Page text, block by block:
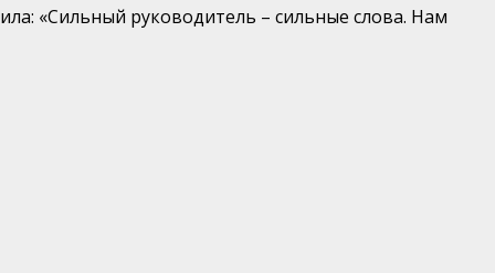
«Сильный руководитель – сильные слова. Нам